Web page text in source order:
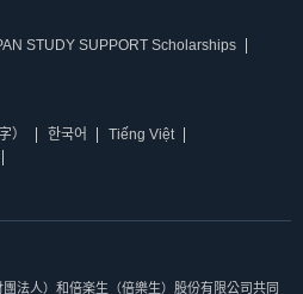
STUDY SUPPORT Scholarships
） 한국어
Tiếng Việt
法人）和倍楽生（倍樂生）股份有限公司共同